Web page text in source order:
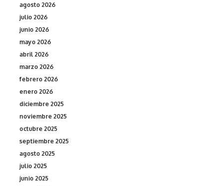
agosto 2026
julio 2026
junio 2026
mayo 2026
abril 2026
marzo 2026
febrero 2026
enero 2026
diciembre 2025
noviembre 2025
octubre 2025
septiembre 2025
agosto 2025
julio 2025
junio 2025